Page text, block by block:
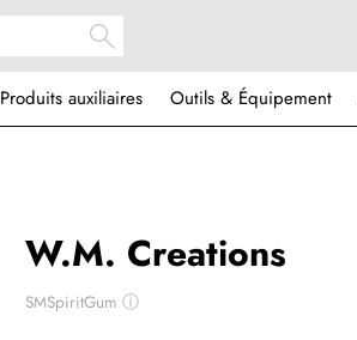
Produits auxiliaires Outils & Équipement
W.M. Creations
SMSpiritGumⓘ